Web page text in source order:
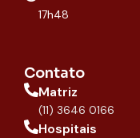
17h48
Contato
Matriz
(11) 3646 0166
Hospitais